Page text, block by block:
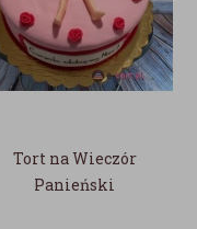
Tort na Wieczór
Panieński